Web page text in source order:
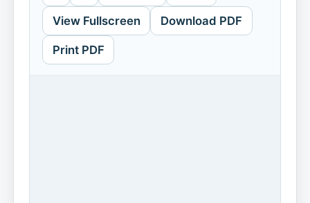
View Fullscreen Download PDF
Print PDF